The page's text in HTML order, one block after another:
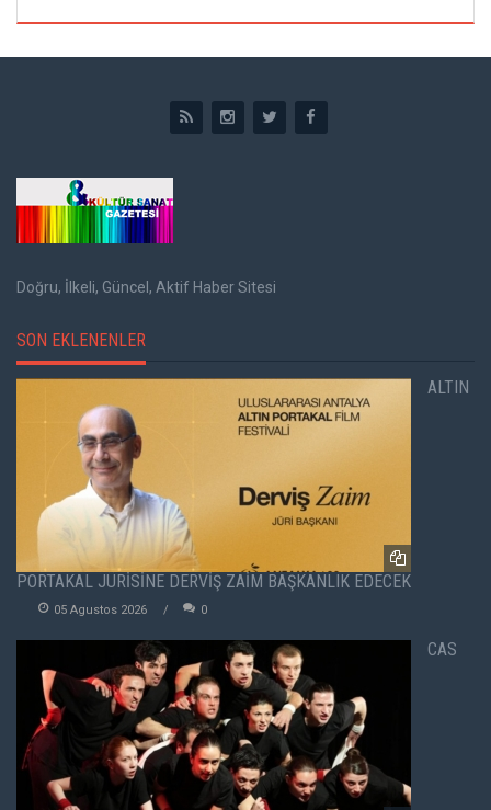
Doğru, İlkeli, Güncel, Aktif Haber Sitesi
SON EKLENENLER
ALTIN
PORTAKAL JÜRİSİNE DERVİŞ ZAİM BAŞKANLIK EDECEK
05 Agustos 2026 0
CAS